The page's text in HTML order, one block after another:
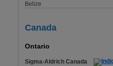
Belize
Canada
Ontario
Sigma-Aldrich Canada